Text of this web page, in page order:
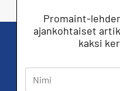
Promaint-
ajankohtaiset
kaksi